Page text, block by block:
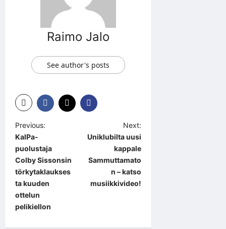
Raimo Jalo
See author's posts
P
o
s
t
n
a
Previous:
KalPa-
puolustaja
Colby Sissonsin
törkytaklaukses
ta kuuden
ottelun
pelikiellon
Next:
Uniklubilta uusi
kappale
Sammuttamato
n – katso
musiikkivideo!